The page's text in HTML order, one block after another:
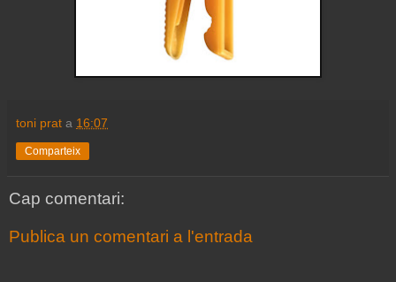
toni prat a 16:07
Comparteix
Cap comentari:
Publica un comentari a l'entrada